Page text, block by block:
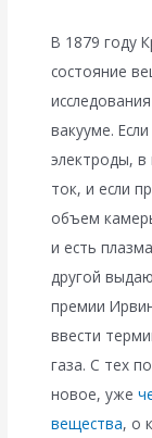
В 1879 году
состояние
вакууме.
электроды,
ток, и если
объем
и есть
другой
премии
ввести
газа. С тех
новое, уже
вещества, о